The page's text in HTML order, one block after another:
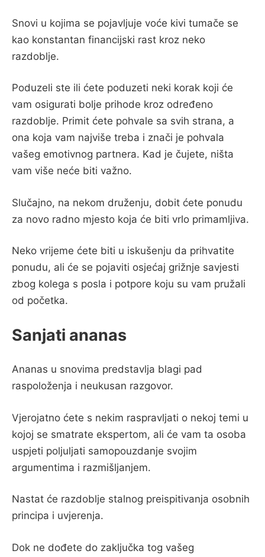
Snovi u kojima se pojavljuje voće kivi tumače se
kao konstantan financijski rast kroz neko
razdoblje.
Poduzeli ste ili ćete poduzeti neki korak koji će
vam osigurati bolje prihode kroz određeno
razdoblje. Primit ćete pohvale sa svih strana, a
ona koja vam najviše treba i znači je pohvala
vašeg emotivnog partnera. Kad je čujete, ništa
vam više neće biti važno.
Slučajno, na nekom druženju, dobit ćete ponudu
za novo radno mjesto koja će biti vrlo primamljiva.
Neko vrijeme ćete biti u iskušenju da prihvatite
ponudu, ali će se pojaviti osjećaj grižnje savjesti
zbog kolega s posla i potpore koju su vam pružali
od početka.
Sanjati ananas
Ananas u snovima predstavlja blagi pad
raspoloženja i neukusan razgovor.
Vjerojatno ćete s nekim raspravljati o nekoj temi u
kojoj se smatrate ekspertom, ali će vam ta osoba
uspjeti poljuljati samopouzdanje svojim
argumentima i razmišljanjem.
Nastat će razdoblje stalnog preispitivanja osobnih
principa i uvjerenja.
Dok ne dođete do zaključka tog vašeg